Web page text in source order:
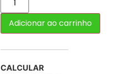
Adicionar ao carrinho
CALCULAR